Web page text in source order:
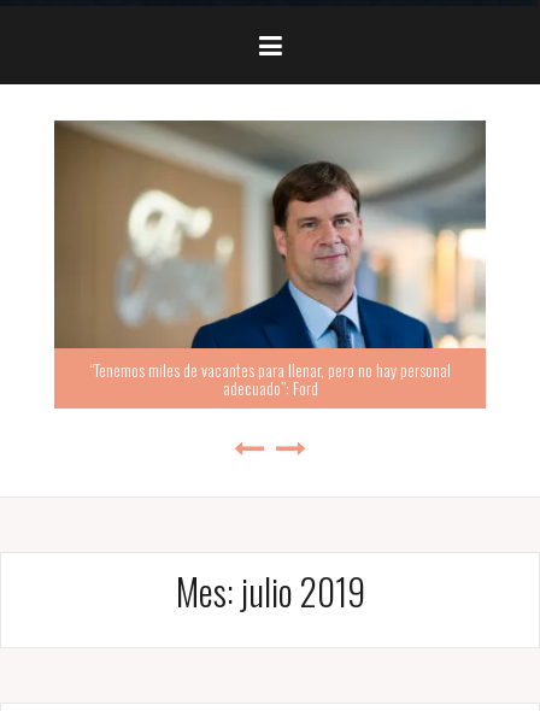
“Tenemos miles de vacantes para llenar, pero no hay personal
adecuado”: Ford
Mes: julio 2019